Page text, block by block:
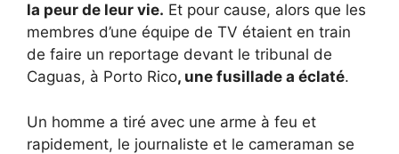
la peur de leur vie. Et pour cause, alors que les
membres d’une équipe de TV étaient en train
de faire un reportage devant le tribunal de
Caguas, à Porto Rico, une fusillade a éclaté.
Un homme a tiré avec une arme à feu et
rapidement, le journaliste et le cameraman se